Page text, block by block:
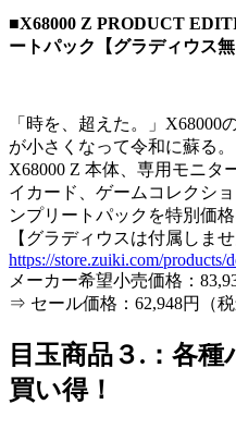
■X68000 Z PRODUCT
ートパック【グラディウス無
「時を、超えた。」X68000
が小さくなって令和に蘇る。
X68000 Z 本体、専用モニタ
イカード、ゲームコレクシ
ンプリートパックを特別価格
【グラディウスは付属しませ
https://store.zuiki.com/products/
メーカー希望小売価格：
⇒ セール価格：62,948円（税
目玉商品３.：各
買い得！